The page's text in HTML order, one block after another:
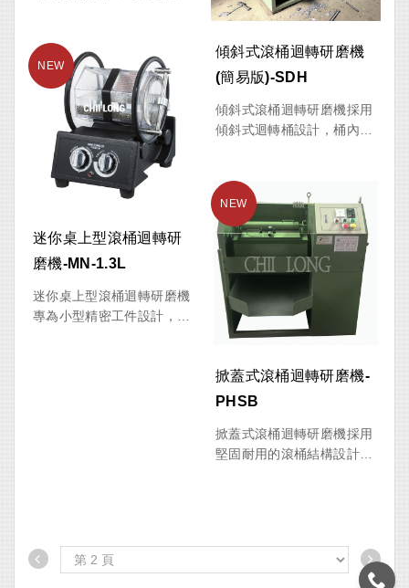
求可選擇六角桶（DHB）或
八角桶（DOB）機型，適用
於各類金屬零件之去毛邊、
倒角、去氧化層及表面精修
處理，是兼具效率與經濟效
益的研磨設備。
傾斜式滾桶迴轉研磨機
(簡易版)-SDH
傾斜式滾桶迴轉研磨機採用
傾斜式迴轉桶設計，桶內覆
類金屬零件、五金配件、珠
寶飾品及電子零件之研磨、
去毛邊、倒角與拋光作業。
機台操作簡單、維護容易，
兼具經濟性與實用性，是中
小量生產加工的理想設備。
迷你桌上型滾桶迴轉研
磨機-MN-1.3L
迷你桌上型滾桶迴轉研磨機
專為小型精密工件設計，體
掀蓋式滾桶迴轉研磨機-
PHSB
掀蓋式滾桶迴轉研磨機採用
堅固耐用的滾桶結構設計，
員能精準控制桶體位置，提
高工作效率與操作便利性。